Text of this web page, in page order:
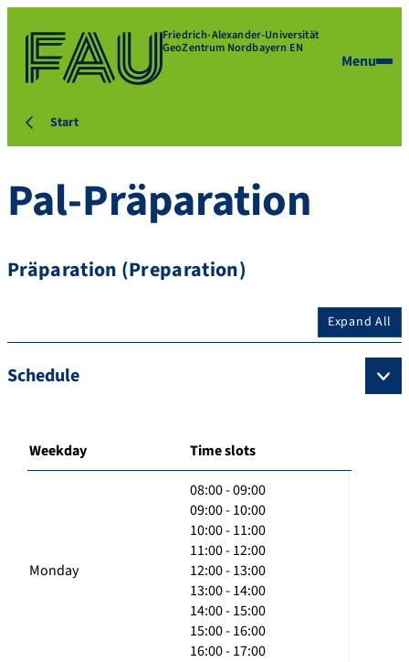
Friedrich-Alexander-Universität
GeoZentrum Nordbayern EN
Menu
Start
Pal-Präparation
Präparation (Preparation)
Expand All
Schedule
Weekday Time slots
Monday
08:00 - 09:00
09:00 - 10:00
10:00 - 11:00
11:00 - 12:00
12:00 - 13:00
13:00 - 14:00
14:00 - 15:00
15:00 - 16:00
16:00 - 17:00